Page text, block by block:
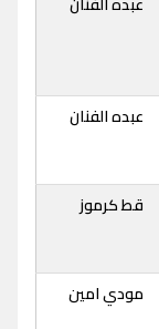
عبده الفنان
قط كرموز
مودي امين